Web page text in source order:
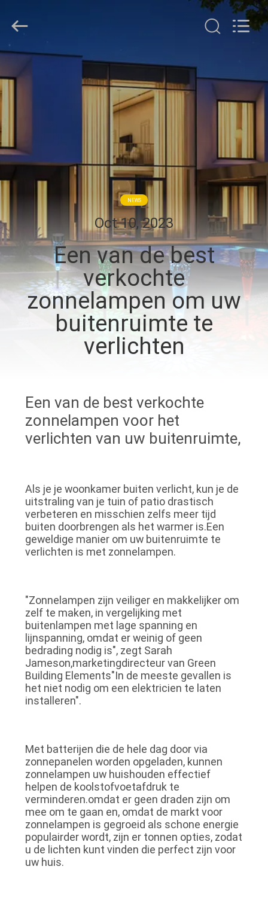
HUIS
PRODUCTEN
OVER
ONS
FABRIEKSRONDLEIDING
KWALITEITSCONTROLE
NEEM
CONTACT
MET
NIEUWS
GEVALLEN
OFFERTE
AANVRAGEN
ONLINE
SITEMAP
PRIVACYBELEID
Ltd..
Reserved.
NEWS
Oct 10, 2023
Een van de best
verkochte
zonnelampen om uw
buitenruimte te
verlichten
Een van de best verkochte
zonnelampen voor het
verlichten van uw buitenruimte,
Als je je woonkamer buiten verlicht, kun je de
uitstraling van je tuin of patio drastisch
verbeteren en misschien zelfs meer tijd
buiten doorbrengen als het warmer is.Een
geweldige manier om uw buitenruimte te
verlichten is met zonnelampen.
"Zonnelampen zijn veiliger en makkelijker om
zelf te maken, in vergelijking met
buitenlampen met lage spanning en
lijnspanning, omdat er weinig of geen
bedrading nodig is", zegt Sarah
Jameson,marketingdirecteur van Green
Building Elements"In de meeste gevallen is
het niet nodig om een elektricien te laten
installeren".
Met batterijen die de hele dag door via
zonnepanelen worden opgeladen, kunnen
zonnelampen uw huishouden effectief
helpen de koolstofvoetafdruk te
verminderen.omdat er geen draden zijn om
mee om te gaan en, omdat de markt voor
zonnelampen is gegroeid als schone energie
populairder wordt, zijn er tonnen opties, zodat
u de lichten kunt vinden die perfect zijn voor
uw huis.